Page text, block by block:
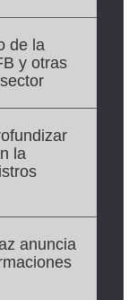
de la
y otras
la
anuncia